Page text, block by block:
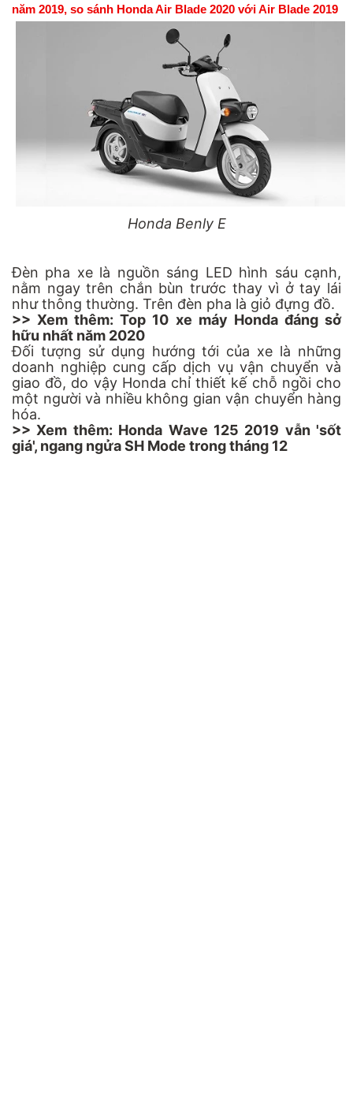
năm 2019, so sánh Honda Air Blade 2020 với Air Blade 2019
Honda Benly E
Đèn pha xe là nguồn sáng LED hình sáu cạnh,
nằm ngay trên chắn bùn trước thay vì ở tay lái
như thông thường. Trên đèn pha là giỏ đựng đồ.
>> Xem thêm:Top 10 xe máy Honda đáng sở
hữu nhất năm 2020
Đối tượng sử dụng hướng tới của xe là những
doanh nghiệp cung cấp dịch vụ vận chuyển và
giao đồ, do vậy Honda chỉ thiết kế chỗ ngồi cho
một người và nhiều không gian vận chuyển hàng
hóa.
>> Xem thêm: Honda Wave 125 2019 vẫn 'sốt
giá', ngang ngửa SH Mode trong tháng 12